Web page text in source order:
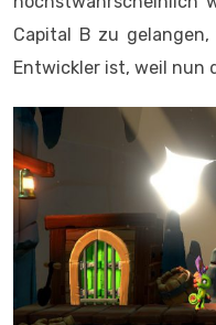
Capital B zu
Entwickler ist, weil nun